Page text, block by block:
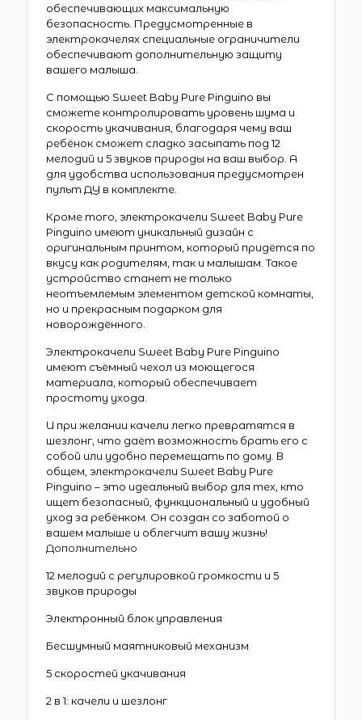
обеспечивающих максимальную
безопасность. Предусмотренные в
электрокачелях специальные ограничители
обеспечивают дополнительную защиту
вашего малыша.
С помощью Sweet Baby Pure Pinguino вы
сможете контролировать уровень шума и
скорость укачивания, благодаря чему ваш
ребёнок сможет сладко засыпать под 12
мелодий и 5 звуков природы на ваш выбор. А
для удобства использования предусмотрен
пульт ДУ в комплекте.
Кроме того, электрокачели Sweet Baby Pure
Pinguino имеют уникальный дизайн с
оригинальным принтом, который придётся по
вкусу как родителям, так и малышам. Такое
устройство станет не только
неотъемлемым элементом детской комнаты,
но и прекрасным подарком для
новорождённого.
Электрокачели Sweet Baby Pure Pinguino
имеют съёмный чехол из моющегося
материала, который обеспечивает
простоту ухода.
И при желании качели легко превратятся в
шезлонг, что даёт возможность брать его с
собой или удобно перемещать по дому. В
общем, электрокачели Sweet Baby Pure
Pinguino – это идеальный выбор для тех, кто
ищет безопасный, функциональный и удобный
уход за ребёнком. Он создан со заботой о
вашем малыше и облегчит вашу жизнь!
Дополнительно
12 мелодий с регулировкой громкости и 5
звуков природы
Электронный блок управления
Бесшумный маятниковый механизм
5 скоростей укачивания
2 в 1: качели и шезлонг